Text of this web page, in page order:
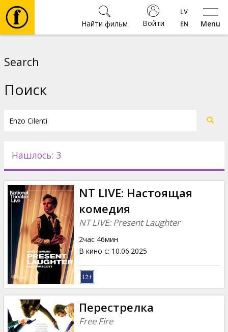
Menu
Войти
Найти фильм
Новости
Подарки
Кинозакуски
B2B
Клуб
Search
Поиск
Нашлось: 3
NT LIVE: Настоящая
комедия
NT LIVE: Present Laughter
2час 46мин
В кино с: 10.06.2025
Перестрелка
Free Fire